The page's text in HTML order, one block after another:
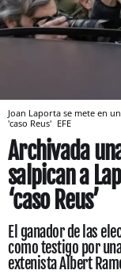
Joan Laporta se mete en
'caso Reus' EFE
Archivada
salpican a
‘caso Reus’
El ganador de las
como testigo por
extenista Albert